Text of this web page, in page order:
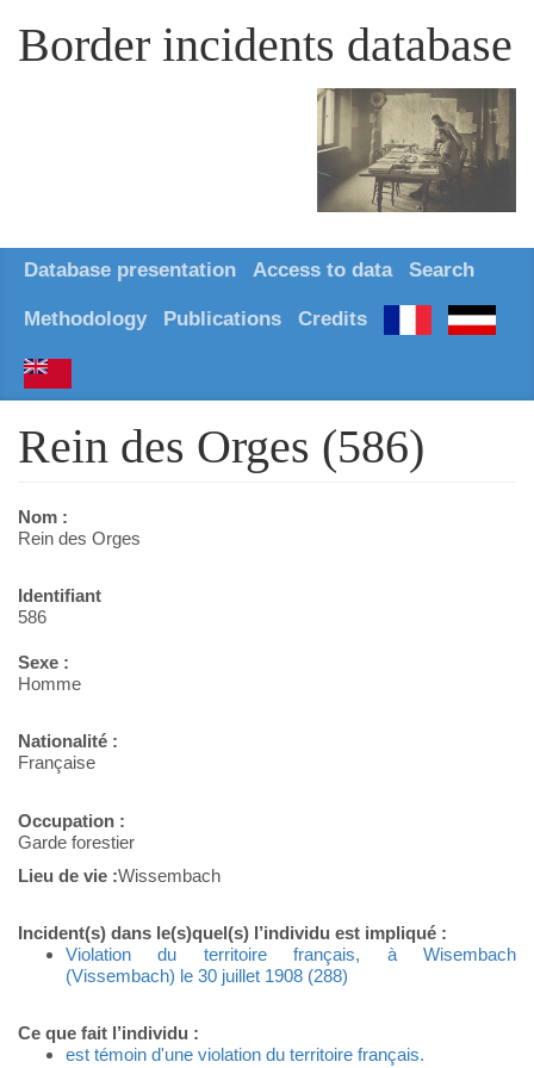
Border incidents database
Database presentation Access to data Search
Methodology Publications Credits
Rein des Orges (586)
Nom :
Rein des Orges
Identifiant
586
Sexe :
Homme
Nationalité :
Française
Occupation :
Garde forestier
Lieu de vie :Wissembach
Incident(s) dans le(s)quel(s) l’individu est impliqué :
Violation du territoire français, à Wisembach
(Vissembach) le 30 juillet 1908 (288)
Ce que fait l’individu :
est témoin d'une violation du territoire français.